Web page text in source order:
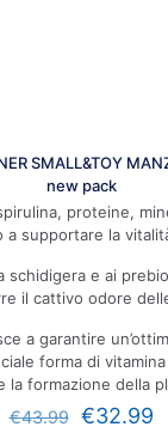
SMALL&TOY
new pack
proteine,
a supportare la
schidigera e ai
il cattivo odore
a garantire
forma di
la formazione della
€43.99 €32.99